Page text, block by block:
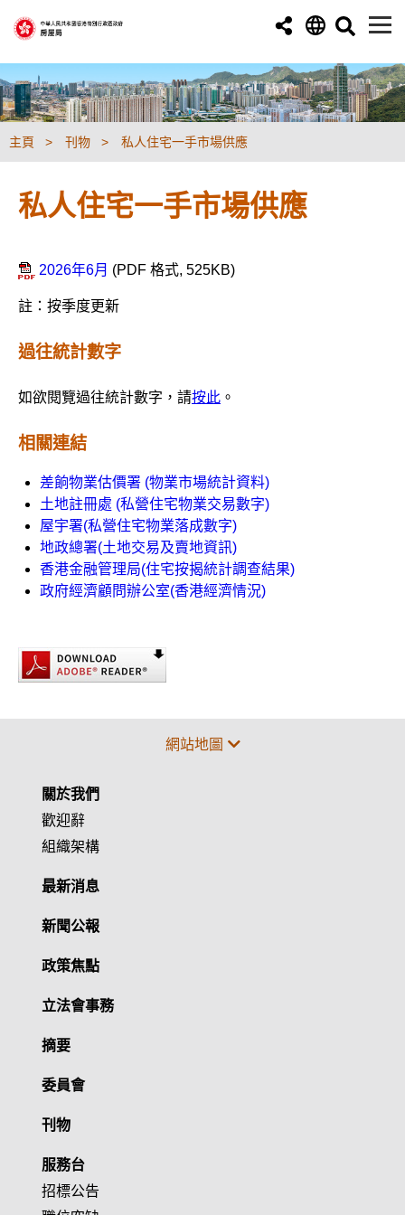
主頁 刊物 私人住宅一手市場供應
私人住宅一手市場供應
2026年6月 (PDF 格式, 525KB)
註：按季度更新
過往統計數字
如欲閱覽過往統計數字，請按此 。
相關連結
差餉物業估價署 (物業市場統計資料)
土地註冊處 (私營住宅物業交易數字)
屋宇署(私營住宅物業落成數字)
地政總署(土地交易及賣地資訊)
香港金融管理局(住宅按揭統計調查結果)
政府經濟顧問辦公室(香港經濟情況)
網站地圖
關於我們
歡迎辭
組織架構
最新消息
新聞公報
政策焦點
立法會事務
摘要
委員會
刊物
服務台
招標公告